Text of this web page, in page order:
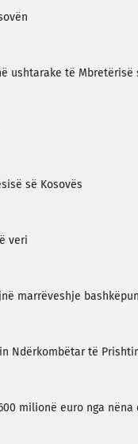
ushtarake të Mbretërisë
së Kosovës
veri
marrëveshje
Ndërkombëtar të
milionë euro nga nëna